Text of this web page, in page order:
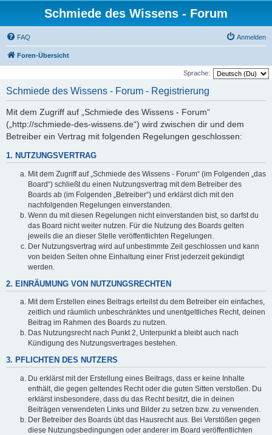
Schmiede des Wissens - Forum
FAQ Anmelden
Foren-Übersicht
Sprache:
Schmiede des Wissens - Forum - Registrierung
Mit dem Zugriff auf „Schmiede des Wissens - Forum“
(„http://schmiede-des-wissens.de“) wird zwischen dir und dem
Betreiber ein Vertrag mit folgenden Regelungen geschlossen:
1. NUTZUNGSVERTRAG
Mit dem Zugriff auf „Schmiede des Wissens - Forum“ (im Folgenden „das
Board“) schließt du einen Nutzungsvertrag mit dem Betreiber des
Boards ab (im Folgenden „Betreiber“) und erklärst dich mit den
nachfolgenden Regelungen einverstanden.
Wenn du mit diesen Regelungen nicht einverstanden bist, so darfst du
das Board nicht weiter nutzen. Für die Nutzung des Boards gelten
jeweils die an dieser Stelle veröffentlichten Regelungen.
Der Nutzungsvertrag wird auf unbestimmte Zeit geschlossen und kann
von beiden Seiten ohne Einhaltung einer Frist jederzeit gekündigt
werden.
2. EINRÄUMUNG VON NUTZUNGSRECHTEN
Mit dem Erstellen eines Beitrags erteilst du dem Betreiber ein einfaches,
zeitlich und räumlich unbeschränktes und unentgeltliches Recht, deinen
Beitrag im Rahmen des Boards zu nutzen.
Das Nutzungsrecht nach Punkt 2, Unterpunkt a bleibt auch nach
Kündigung des Nutzungsvertrages bestehen.
3. PFLICHTEN DES NUTZERS
Du erklärst mit der Erstellung eines Beitrags, dass er keine Inhalte
enthält, die gegen geltendes Recht oder die guten Sitten verstoßen. Du
erklärst insbesondere, dass du das Recht besitzt, die in deinen
Beiträgen verwendeten Links und Bilder zu setzen bzw. zu verwenden.
Der Betreiber des Boards übt das Hausrecht aus. Bei Verstößen gegen
diese Nutzungsbedingungen oder anderer im Board veröffentlichten